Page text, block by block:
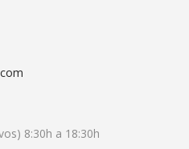
8:30h a 18:30h